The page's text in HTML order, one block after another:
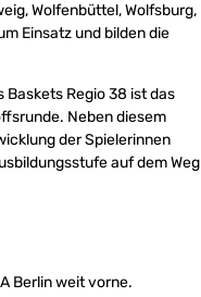
Wolfenbüttel, Wolfsburg,
Einsatz und bilden die
Baskets Regio 38 ist das
Neben diesem
der Spielerinnen
auf dem Weg
Berlin weit vorne.